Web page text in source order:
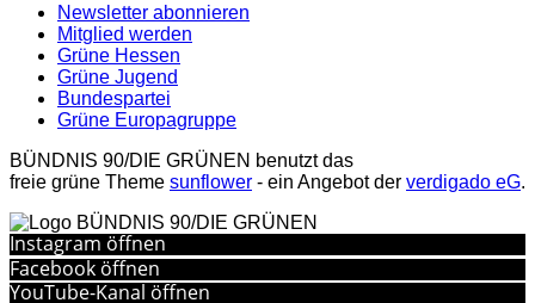
Newsletter abonnieren
Mitglied werden
Grüne Hessen
Grüne Jugend
Bundespartei
Grüne Europagruppe
BÜNDNIS 90/DIE GRÜNEN benutzt das
freie grüne Theme sunflower ‐ ein Angebot der verdigado eG.
Instagram öffnen
Facebook öffnen
YouTube-Kanal öffnen